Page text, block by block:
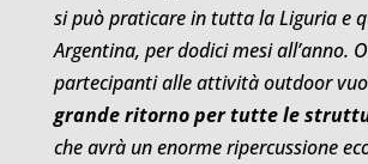
si può praticare in tutta la Liguria e
Argentina, per dodici mesi all’anno.
partecipanti alle attività outdoor
grande ritorno per tutte le
che avrà un enorme ripercussione